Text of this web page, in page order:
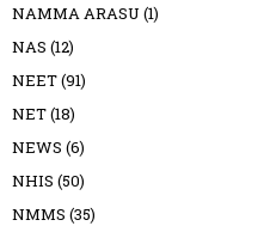
NAMMA ARASU (1)
NAS (12)
NEET(91)
NET(18)
NEWS (6)
NHIS (50)
NMMS (35)